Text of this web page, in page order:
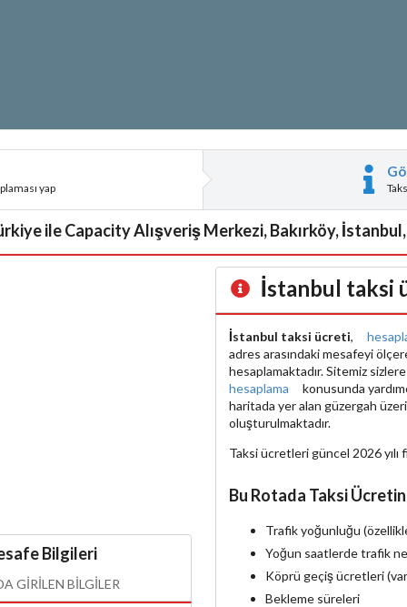
yap
ile Capacity Alışveriş Merkezi, Bakırköy,
Bilgileri
GIRILEN BILGILER
İstanbul taksi
İstanbul taksi ücreti,
adres arasındaki mesafeyi
hesaplamaktadır. Sitemiz
hesaplama
konusunda
haritada yer alan güzergah
oluşturulmaktadır.
Taksi ücretleri güncel 2026 yılı
Bu Rotada Taksi
Trafik yoğunluğu
Yoğun saatlerde trafik
Köprü geçiş ücretleri
Bekleme süreleri